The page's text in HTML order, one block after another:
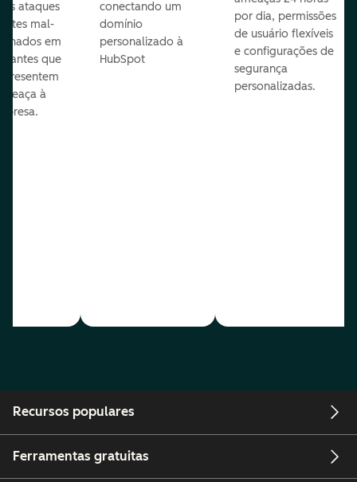
ataques
mal-
em
antes que
à
conectando um
domínio
personalizado à
HubSpot
por dia, permissões
de usuário flexíveis
e configurações de
segurança
personalizadas.
Recursos populares
Ferramentas gratuitas